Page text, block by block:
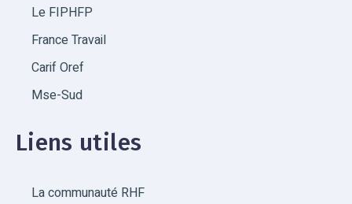
Le FIPHFP
France Travail
Carif Oref
Mse-Sud
Liens utiles
La communauté RHF